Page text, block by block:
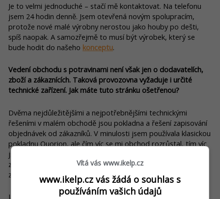
Je to velmi jednoduché – stačí mě kontaktovat. Na telefonu
jsem 24 hodin denně. Jsem otevřená novým spolupracím,
protože nové malé výrobny nerostou jako houby po dešti,
spíš naopak. A samozřejmě to musí být výrobek, který se
bude hodit do našeho konceptu.
Vedení obchodu s potravinami není však jen o dodavatelích,
zboží a zákaznících. Taková provozovna vyžaduje i určité
technické zařízení. Jak máte tuto stránku ošetřenou?
Dvěma nejdůležitějšími a nejpotřebnějšími technickými
řešeními v malém obchodě jsou pokladna a řešení zapisování
objednávek od zákazníků. V minulosti jsem používala klasickou
pokladnu Quorion, ale čím víc se mi obchod rozrůstal, tím víc
jsem viděla její nedostatky. Nemluvě o tom, že servis se mi
zdál velmi drahý. Časem se rozbila a kromě účtování
zákazníkům toto řešení neposkytovalo nic jiného.
Jak jsem už řekla, deset let jsem pracovala v korporátních
Vítá vás www.ikelp.cz
www.ikelp.cz vás žádá o souhlas s
používáním vašich údajů